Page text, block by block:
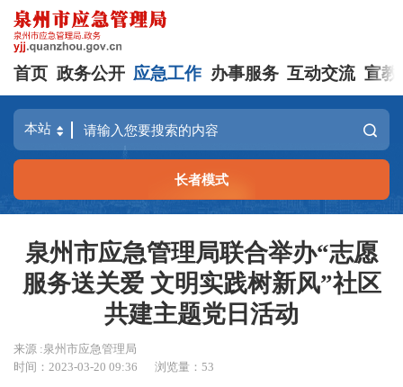
首页 政务公开 应急工作 办事服务 互动交流 宣教
长者模式
泉州市应急管理局联合举办“志愿
服务送关爱 文明实践树新风”社区
共建主题党日活动
来源 :泉州市应急管理局
时间：2023-03-20 09:36
浏览量：53